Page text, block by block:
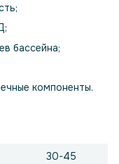
бассейна;
компоненты.
30-45